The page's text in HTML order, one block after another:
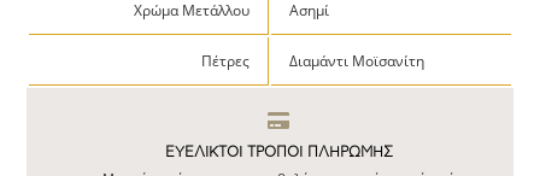
Χρώμα Μετάλλου Ασημί
Πέτρες Διαμάντι Μοϊσανίτη
ΕΥΕΛΙΚΤΟΙ ΤΡΟΠΟΙ ΠΛΗΡΩΜΗΣ